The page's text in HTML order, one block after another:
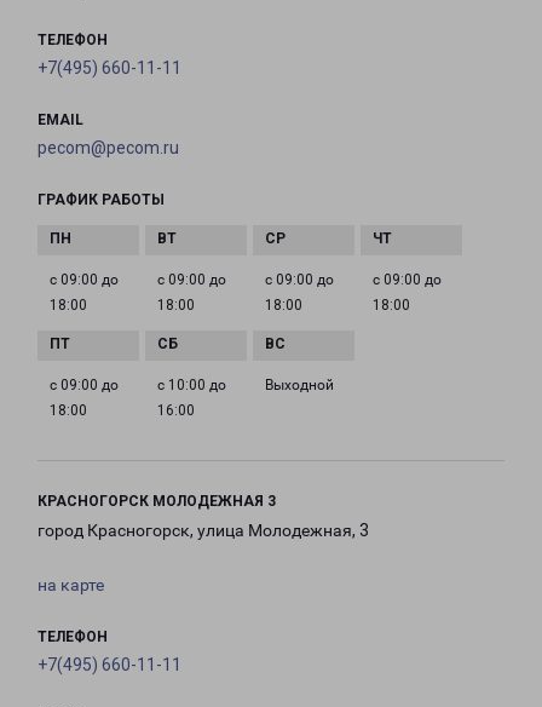
ТЕЛЕФОН
+7(495) 660-11-11
EMAIL
pecom@pecom.ru
ГРАФИК РАБОТЫ
с 09:00 до
18:00
с 09:00 до
18:00
с 09:00 до
18:00
с 09:00 до
18:00
с 09:00 до
18:00
с 10:00 до
16:00
Выходной
КРАСНОГОРСК МОЛОДЕЖНАЯ 3
город Красногорск, улица Молодежная, 3
на карте
ТЕЛЕФОН
+7(495) 660-11-11